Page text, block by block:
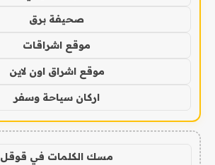
صحيفة برق
موقع اشراقات
موقع اشراق اون لاين
اركان سياحة وسفر
مسك الكلمات في قوقل